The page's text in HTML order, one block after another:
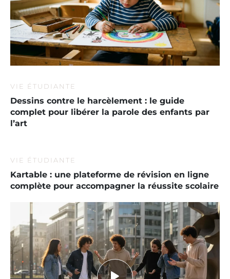
VIE ÉTUDIANTE
Dessins contre le harcèlement : le guide
complet pour libérer la parole des enfants par
l’art
VIE ÉTUDIANTE
Kartable : une plateforme de révision en ligne
complète pour accompagner la réussite scolaire